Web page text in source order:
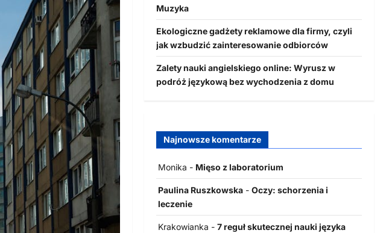
Muzyka
Ekologiczne gadżety reklamowe dla firmy, czyli
jak wzbudzić zainteresowanie odbiorców
Zalety nauki angielskiego online: Wyrusz w
podróż językową bez wychodzenia z domu
Najnowsze komentarze
Monika - Mięso z laboratorium
Paulina Ruszkowska- Oczy: schorzenia i
leczenie
Krakowianka - 7 reguł skutecznej nauki języka